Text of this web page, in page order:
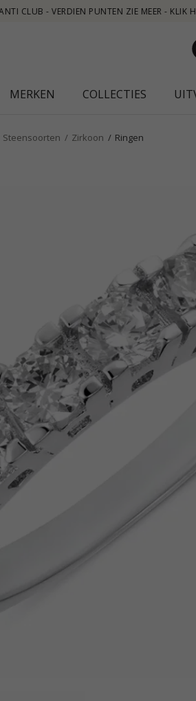
MERKEN COLLECTIES
Steensoorten Zirkoon Ringen